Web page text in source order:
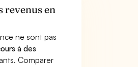
revenus en
ne sont pas
à des
Comparer